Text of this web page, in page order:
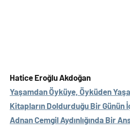
Hatice Eroğlu Akdoğan
Yaşamdan Öyküye, Öyküden
Kitapların Doldurduğu Bir Günün
Adnan Cemgil Aydınlığında Bir